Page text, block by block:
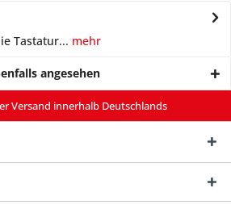
Tastatur... mehr
angesehen
Versand innerhalb Deutschlands